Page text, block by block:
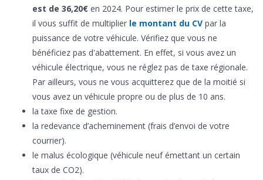
est de 36,20€ en 2024. Pour estimer le prix de cette taxe,
il vous suffit de multiplier le montant du CV par la
puissance de votre véhicule. Vérifiez que vous ne
bénéficiez pas d'abattement. En effet, si vous avez un
véhicule électrique, vous ne réglez pas de taxe régionale.
Par ailleurs, vous ne vous acquitterez que de la moitié si
vous avez un véhicule propre ou de plus de 10 ans.
la taxe fixe de gestion.
la redevance d’acheminement (frais d’envoi de votre
courrier).
le malus écologique (véhicule neuf émettant un certain
taux de CO2).